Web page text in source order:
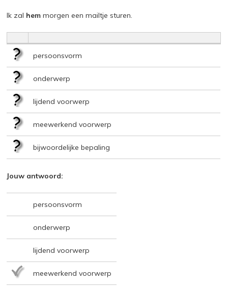
Ik zal hem morgen een mailtje sturen.
persoonsvorm
onderwerp
lijdend voorwerp
meewerkend voorwerp
bijwoordelijke bepaling
Jouw antwoord:
persoonsvorm
onderwerp
lijdend voorwerp
meewerkend voorwerp